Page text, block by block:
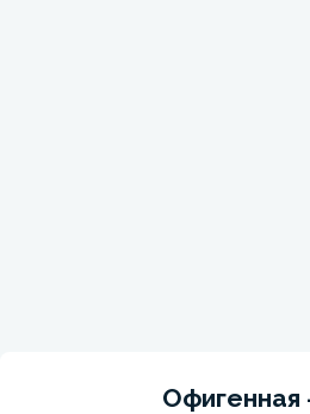
Офигенная